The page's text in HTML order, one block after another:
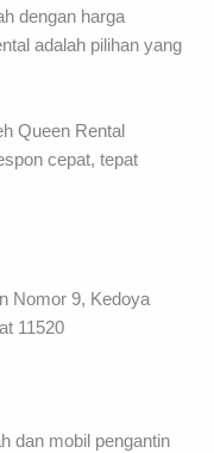
dengan harga
adalah pilihan yang
Queen Rental
cepat, tepat
Nomor 9, Kedoya
11520
dan mobil pengantin